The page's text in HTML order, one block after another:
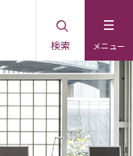
メニュー
検索